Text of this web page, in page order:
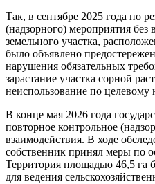
Так, в сентябре 2025 года по
(надзорного) мероприятия без
земельного участка,
было объявлено
нарушения обязательных
зарастание участка сорной
неиспользование по целевому
В конце мая 2026 года
повторное контрольное
взаимодействия. В ходе
собственник принял меры по
Территория площадью 46,5 га
для ведения